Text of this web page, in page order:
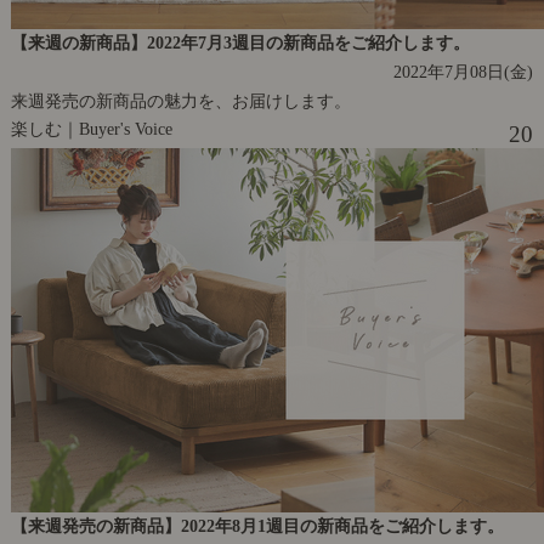
【来週の新商品】2022年7月3週目の新商品をご紹介します。
2022年7月08日(金)
来週発売の新商品の魅力を、お届けします。
楽しむ｜Buyer's Voice
20
【来週発売の新商品】2022年8月1週目の新商品をご紹介します。